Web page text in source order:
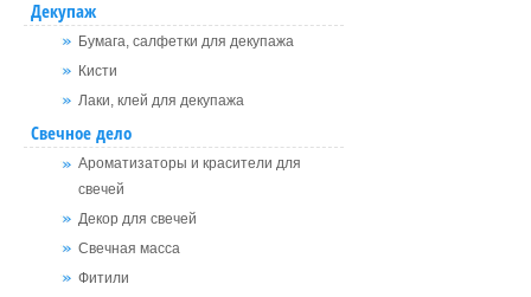
Декупаж
Бумага, салфетки для декупажа
Кисти
Лаки, клей для декупажа
Свечное дело
Ароматизаторы и красители для
свечей
Декор для свечей
Свечная масса
Фитили